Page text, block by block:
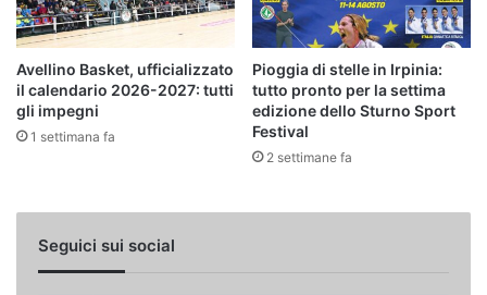
Avellino Basket, ufficializzato
il calendario 2026-2027: tutti
gli impegni
1 settimana fa
Pioggia di stelle in Irpinia:
tutto pronto per la settima
edizione dello Sturno Sport
Festival
2 settimane fa
Seguici sui social